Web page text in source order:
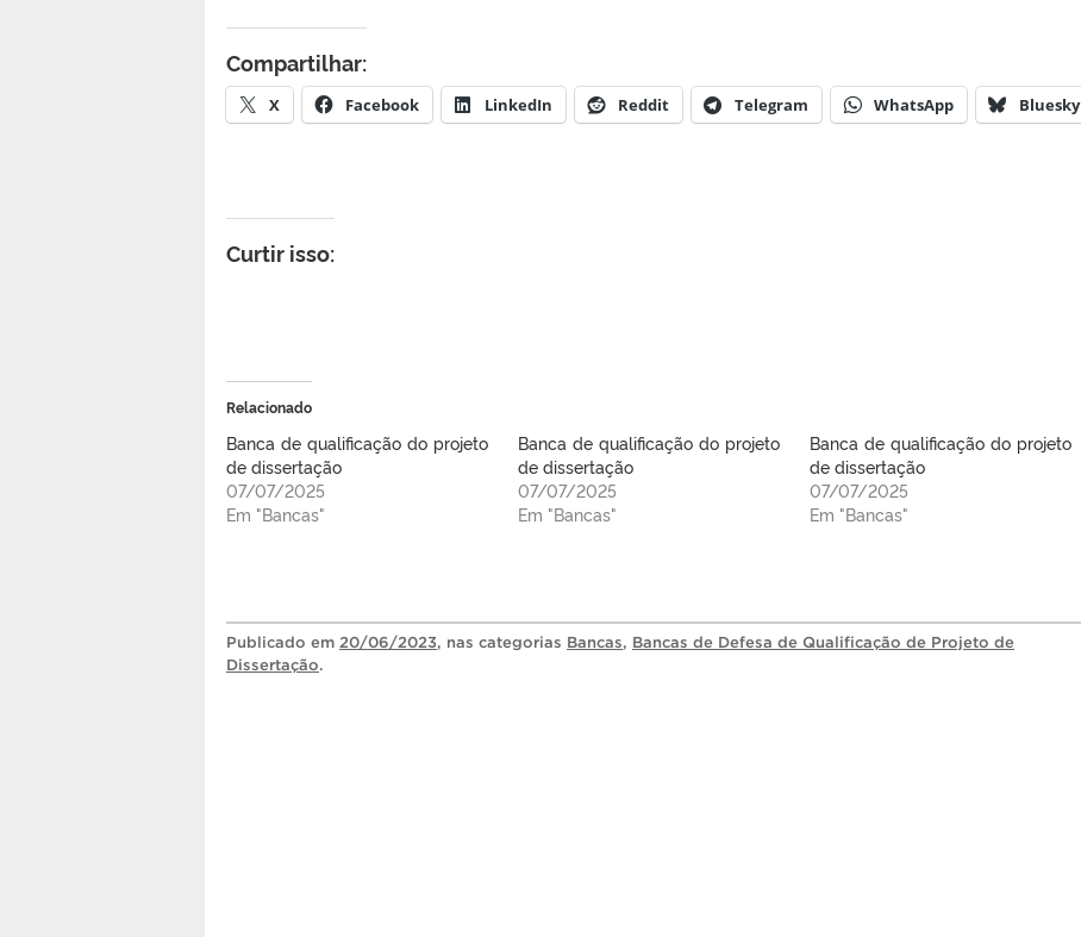
Compartilhar:
X Facebook LinkedIn Reddit Telegram WhatsApp Bluesky
Curtir isso:
Relacionado
Banca de qualificação do projeto
de dissertação
07/07/2025
Em "Bancas"
Banca de qualificação do projeto
de dissertação
07/07/2025
Em "Bancas"
Banca de qualificação do projeto
de dissertação
07/07/2025
Em "Bancas"
Publicado em 20/06/2023, nas categorias Bancas, Bancas de Defesa de Qualificação de Projeto de
Dissertação.